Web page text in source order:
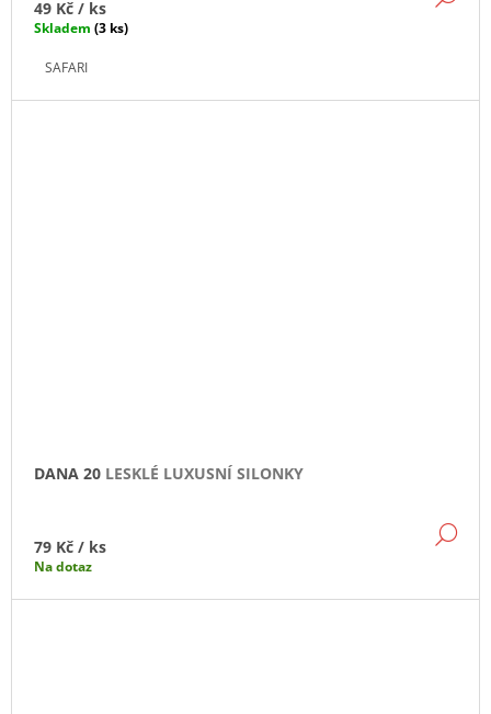
49 Kč / ks
Skladem (3 ks)
SAFARI
DANA 20 LESKLÉ LUXUSNÍ SILONKY
79 Kč / ks
Na dotaz